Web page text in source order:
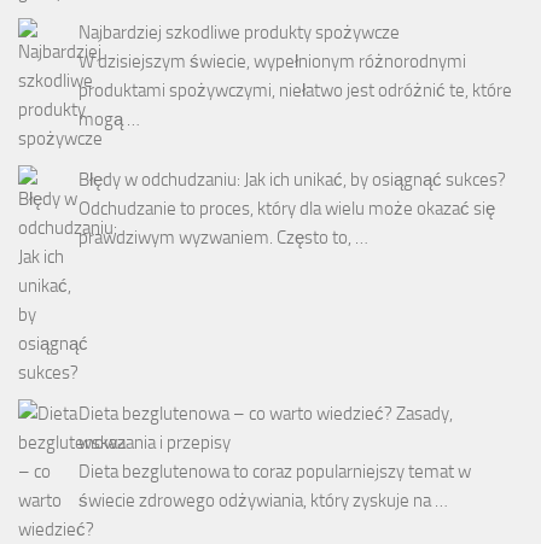
Najbardziej szkodliwe produkty spożywcze
W dzisiejszym świecie, wypełnionym różnorodnymi
produktami spożywczymi, niełatwo jest odróżnić te, które
mogą …
Błędy w odchudzaniu: Jak ich unikać, by osiągnąć sukces?
Odchudzanie to proces, który dla wielu może okazać się
prawdziwym wyzwaniem. Często to, …
Dieta bezglutenowa – co warto wiedzieć? Zasady,
wskazania i przepisy
Dieta bezglutenowa to coraz popularniejszy temat w
świecie zdrowego odżywiania, który zyskuje na …